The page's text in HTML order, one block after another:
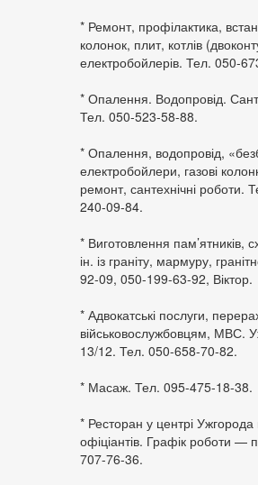
* Ремонт, профілактика,
колонок, плит, котлів
електробойлерів. Тел. 050-
* Опалення. Водопровід.
Тел. 050-523-58-88.
* Опалення, водопровід,
електробойлери, газові
ремонт, сантехнічні
240-09-84.
* Виготовлення пам’ятників,
ін. із граніту, мармуру,
92-09, 050-199-63-92, Віктор.
* Адвокатські послуги,
військовослужбовцям, МВС.
13/12. Тел. 050-658-70-82.
* Масаж. Тел. 095-475-18-38.
* Ресторан у центрі
офіціантів. Графік роботи —
707-76-36.